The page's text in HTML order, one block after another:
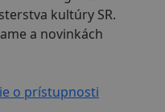
a novinkách
o prístupnosti